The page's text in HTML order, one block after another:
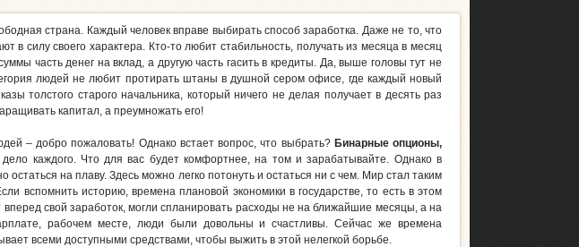
страна. Каждый человек вправе выбирать способ заработка. Даже не то, что
в силу своего характера. Кто-то любит стабильность, получать из месяца в месяц
часть денег на вклад, а другую часть гасить в кредиты. Да, выше головы тут не
людей не любит протирать штаны в душной сером офисе, где каждый новый
толстого старого начальника, который ничего не делая получает в десять раз
капитал, а преумножать его!
– добро пожаловать! Однако встает вопрос, что выбрать? Бинарные опционы,
каждого. Что для вас будет комфортнее, на том и зарабатывайте. Однако в
на плаву. Здесь можно легко потонуть и остаться ни с чем. Мир стал таким
вспомнить историю, времена плановой экономики в государстве, то есть в этом
свой заработок, могли спланировать расходы не на ближайшие месяцы, а на
рабочем месте, люди были довольны и счастливы. Сейчас же времена
всеми доступными средствами, чтобы выжить в этой нелегкой борьбе.